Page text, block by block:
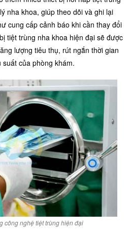
nha khoa, giúp theo dõi và ghi lại
cung cấp cảnh báo khi cần thay đổi
tiệt trùng nha khoa hiện đại sẽ được
lượng tiêu thụ, rút ngắn thời gian
của phòng khám.
công nghệ tiệt trùng hiện đại